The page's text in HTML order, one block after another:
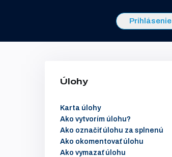
Prihlásenie
Úlohy
Karta úlohy
Ako vytvorím úlohu?
Ako označiť úlohu za splnenú
Ako okomentovať úlohu
Ako vymazať úlohu